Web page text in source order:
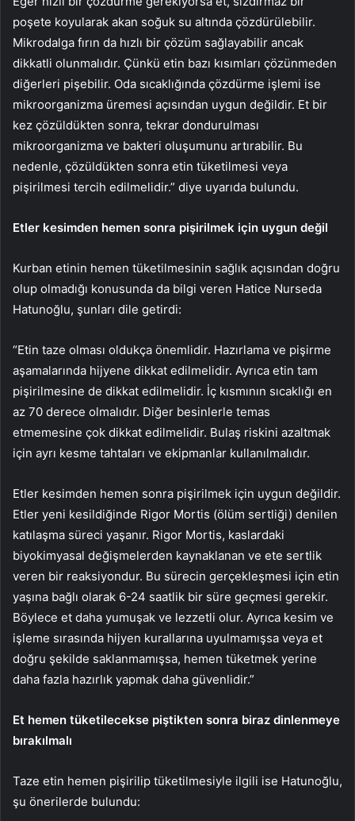
poşete koyularak akan soğuk su altında çözdürülebilir.
Mikrodalga fırın da hızlı bir çözüm sağlayabilir ancak
dikkatli olunmalıdır. Çünkü etin bazı kısımları çözünmeden
diğerleri pişebilir. Oda sıcaklığında çözdürme işlemi ise
mikroorganizma üremesi açısından uygun değildir. Et bir
kez çözüldükten sonra, tekrar dondurulması
mikroorganizma ve bakteri oluşumunu artırabilir. Bu
nedenle, çözüldükten sonra etin tüketilmesi veya
pişirilmesi tercih edilmelidir.” diye uyarıda bulundu.
Etler kesimden hemen sonra pişirilmek için uygun değil
Kurban etinin hemen tüketilmesinin sağlık açısından doğru
olup olmadığı konusunda da bilgi veren Hatice Nurseda
Hatunoğlu, şunları dile getirdi:
“Etin taze olması oldukça önemlidir. Hazırlama ve pişirme
aşamalarında hijyene dikkat edilmelidir. Ayrıca etin tam
pişirilmesine de dikkat edilmelidir. İç kısmının sıcaklığı en
az 70 derece olmalıdır. Diğer besinlerle temas
etmemesine çok dikkat edilmelidir. Bulaş riskini azaltmak
için ayrı kesme tahtaları ve ekipmanlar kullanılmalıdır.
Etler kesimden hemen sonra pişirilmek için uygun değildir.
Etler yeni kesildiğinde Rigor Mortis (ölüm sertliği) denilen
katılaşma süreci yaşanır. Rigor Mortis, kaslardaki
biyokimyasal değişmelerden kaynaklanan ve ete sertlik
veren bir reaksiyondur. Bu sürecin gerçekleşmesi için etin
yaşına bağlı olarak 6-24 saatlik bir süre geçmesi gerekir.
Böylece et daha yumuşak ve lezzetli olur. Ayrıca kesim ve
işleme sırasında hijyen kurallarına uyulmamışsa veya et
doğru şekilde saklanmamışsa, hemen tüketmek yerine
daha fazla hazırlık yapmak daha güvenlidir.”
Et hemen tüketilecekse piştikten sonra biraz dinlenmeye
bırakılmalı
Taze etin hemen pişirilip tüketilmesiyle ilgili ise Hatunoğlu,
şu önerilerde bulundu: